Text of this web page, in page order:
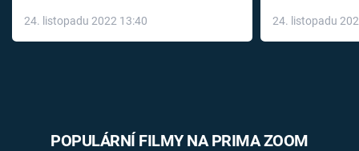
24. listopadu 2022 13:40
léky
24. listopadu
POPULÁRNÍ FILMY NA PRIMA ZOOM